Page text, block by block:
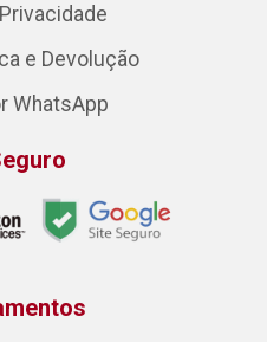
e Devolução
WhatsApp